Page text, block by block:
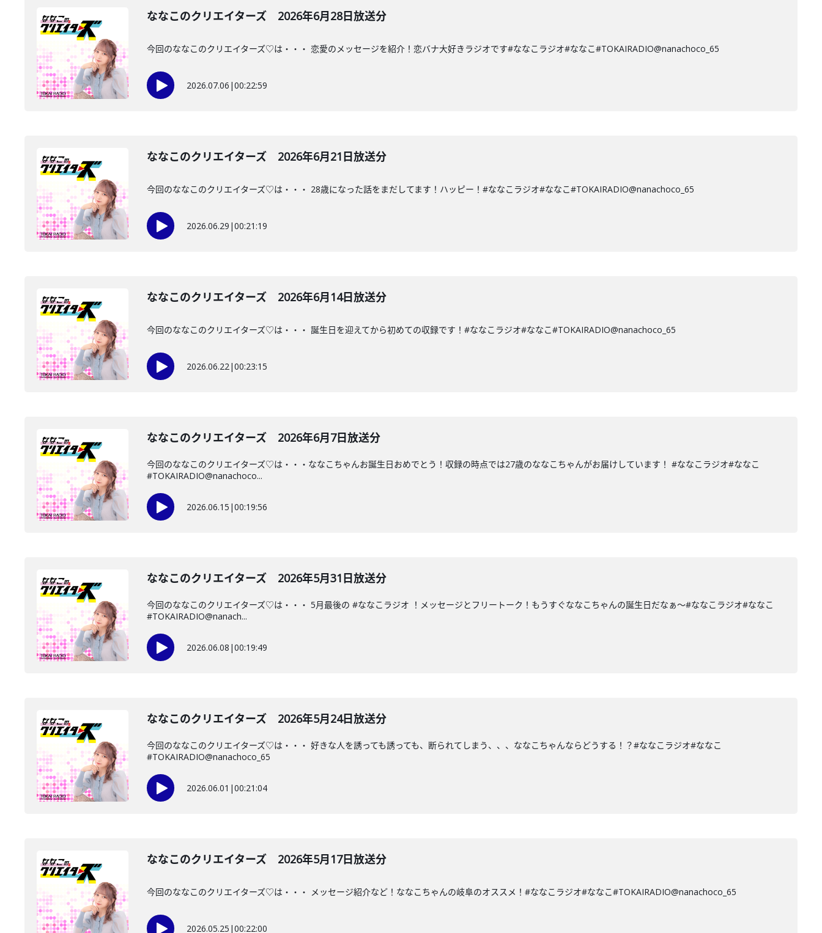
ななこのクリエイターズ 2026年6月28日放送分
今回のななこのクリエイターズ♡は・・・ 恋愛のメッセージを紹介！恋バナ大好きラジオです#ななこラジオ#ななこ#TOKAIRADIO@nanachoco_65
2026.07.06 |00:22:59
ななこのクリエイターズ 2026年6月21日放送分
今回のななこのクリエイターズ♡は・・・ 28歳になった話をまだしてます！ハッピー！#ななこラジオ#ななこ#TOKAIRADIO@nanachoco_65
2026.06.29 |00:21:19
ななこのクリエイターズ 2026年6月14日放送分
今回のななこのクリエイターズ♡は・・・ 誕生日を迎えてから初めての収録です！#ななこラジオ#ななこ#TOKAIRADIO@nanachoco_65
2026.06.22|00:23:15
ななこのクリエイターズ 2026年6月7日放送分
今回のななこのクリエイターズ♡は・・・ななこちゃんお誕生日おめでとう！収録の時点では27歳のななこちゃんがお届けしています！ #ななこラジオ#ななこ
#TOKAIRADIO@nanachoco...
2026.06.15 |00:19:56
ななこのクリエイターズ 2026年5月31日放送分
今回のななこのクリエイターズ♡は・・・ 5月最後の #ななこラジオ ！メッセージとフリートーク！もうすぐななこちゃんの誕生日だなぁ〜#ななこラジオ#ななこ
#TOKAIRADIO@nanach...
2026.06.08 |00:19:49
ななこのクリエイターズ 2026年5月24日放送分
今回のななこのクリエイターズ♡は・・・ 好きな人を誘っても誘っても、断られてしまう、、、ななこちゃんならどうする！？#ななこラジオ#ななこ
#TOKAIRADIO@nanachoco_65
2026.06.01 |00:21:04
ななこのクリエイターズ 2026年5月17日放送分
今回のななこのクリエイターズ♡は・・・ メッセージ紹介など！ななこちゃんの岐阜のオススメ！#ななこラジオ#ななこ#TOKAIRADIO@nanachoco_65
2026.05.25 |00:22:00